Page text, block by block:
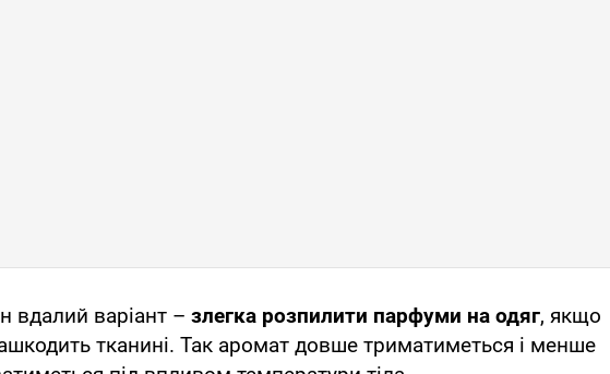
вдалий варіант – злегка розпилити парфуми на одяг, якщо
тканині. Так аромат довше триматиметься і менше